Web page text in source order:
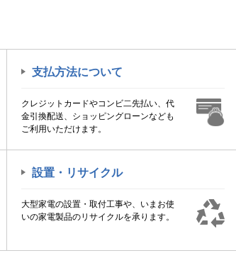
支払方法について
クレジットカードやコンビ二先払い、代
金引換配送、ショッピングローンなども
ご利用いただけます。
設置・リサイクル
大型家電の設置・取付工事や、いまお使
いの家電製品のリサイクルを承ります。